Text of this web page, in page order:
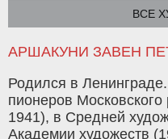
ВСЕ
АРШАКУНИ ЗАВЕН
Родился в
пионеров
1941), в Средней
Академии художеств